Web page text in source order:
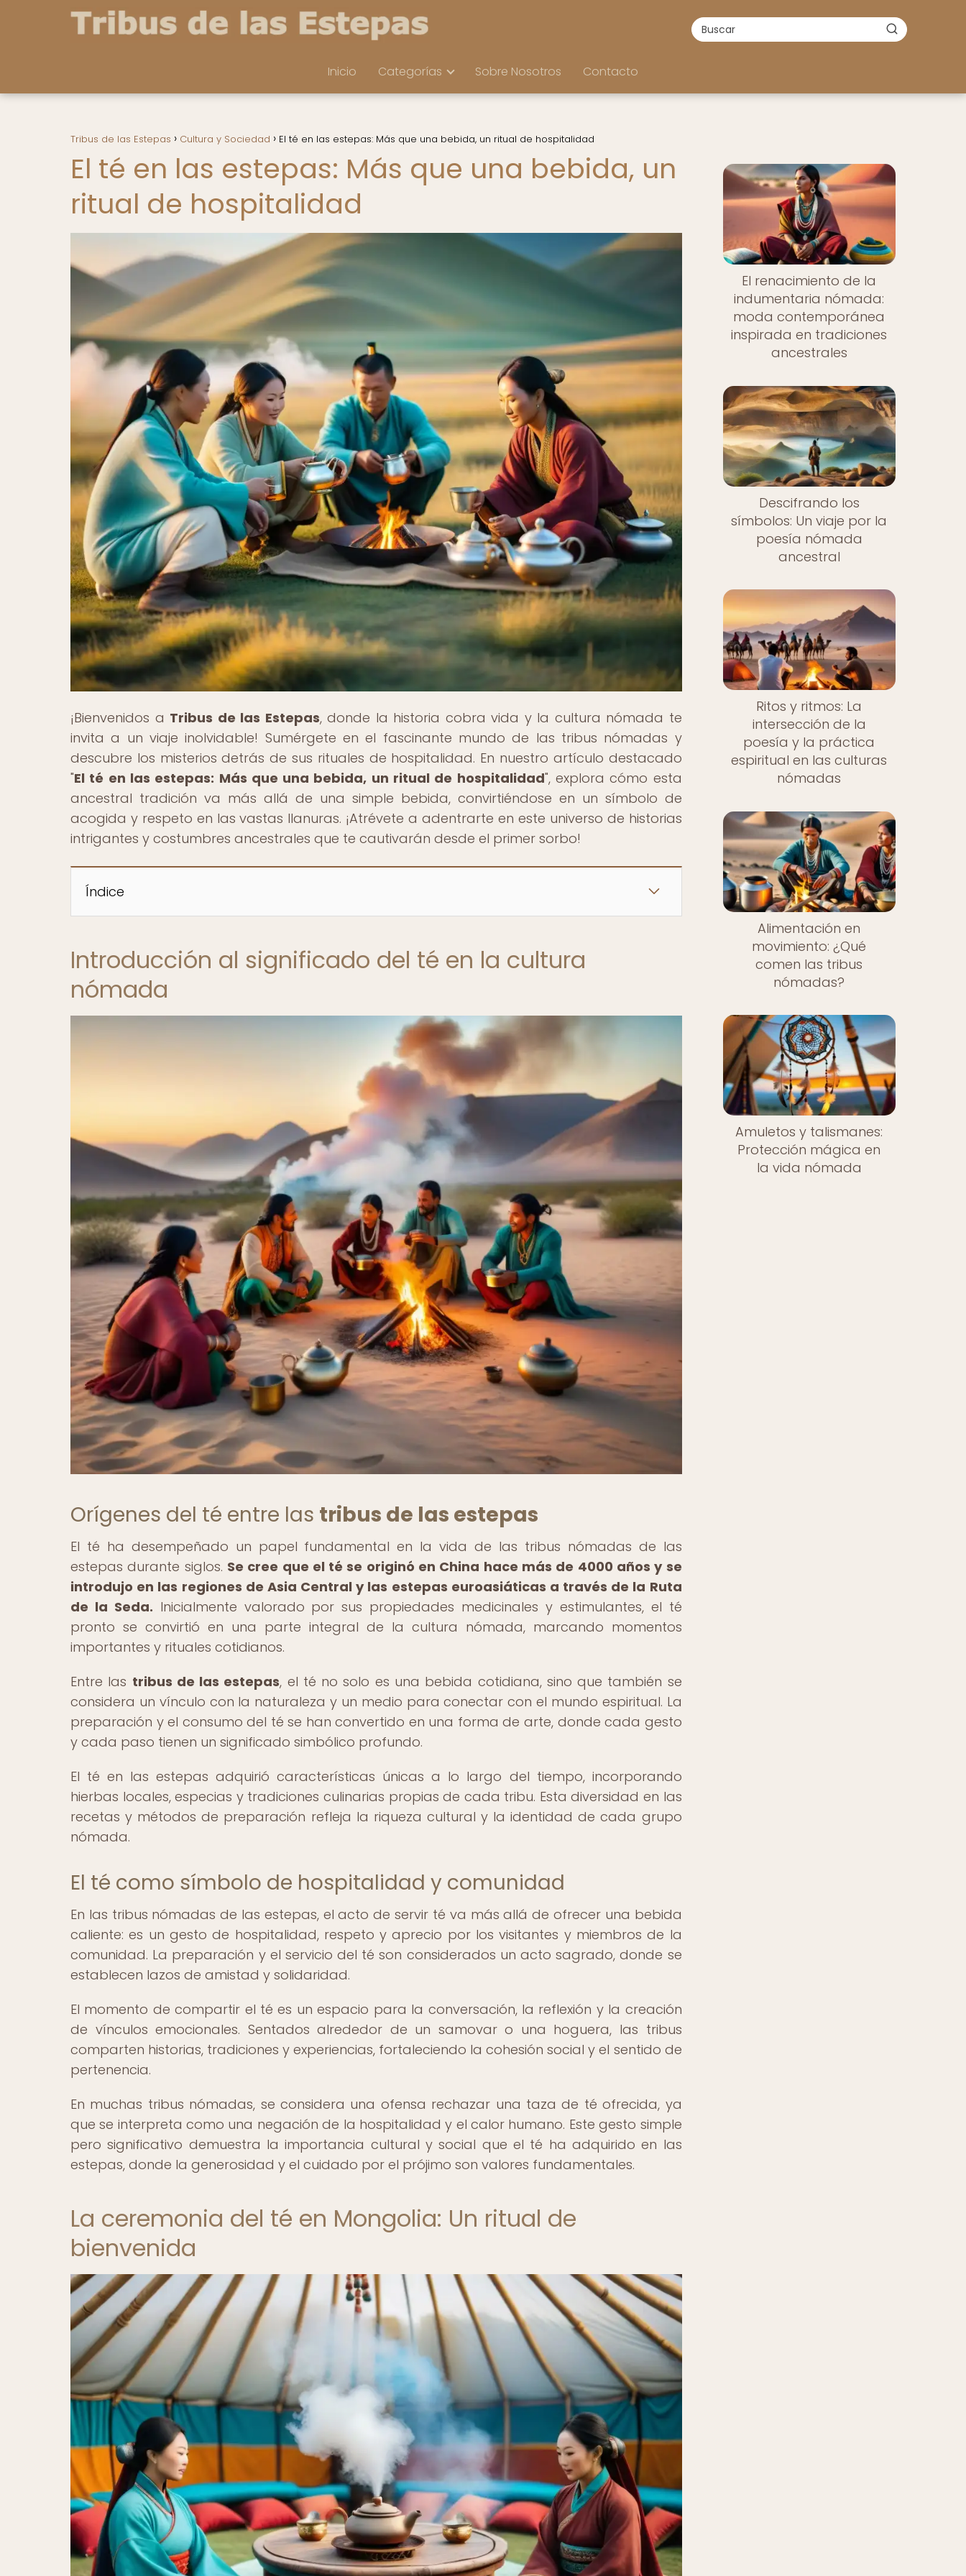
Inicio Categorías Sobre Nosotros Contacto
Tribus de las Estepas Cultura y Sociedad El té en las estepas: Más que una bebida, un ritual de hospitalidad
El té en las estepas: Más que una bebida, un
ritual de hospitalidad
¡Bienvenidos a Tribus de las Estepas, donde la historia cobra vida y la cultura nómada te
invita a un viaje inolvidable! Sumérgete en el fascinante mundo de las tribus nómadas y
descubre los misterios detrás de sus rituales de hospitalidad. En nuestro artículo destacado
"El té en las estepas: Más que una bebida, un ritual de hospitalidad", explora cómo esta
ancestral tradición va más allá de una simple bebida, convirtiéndose en un símbolo de
acogida y respeto en las vastas llanuras. ¡Atrévete a adentrarte en este universo de historias
intrigantes y costumbres ancestrales que te cautivarán desde el primer sorbo!
Índice
Introducción al significado del té en la cultura
nómada
Orígenes del té entre las tribus de las estepas
El té ha desempeñado un papel fundamental en la vida de las tribus nómadas de las
estepas durante siglos. Se cree que el té se originó en China hace más de 4000 años y se
introdujo en las regiones de Asia Central y las estepas euroasiáticas a través de la Ruta
de la Seda. Inicialmente valorado por sus propiedades medicinales y estimulantes, el té
pronto se convirtió en una parte integral de la cultura nómada, marcando momentos
importantes y rituales cotidianos.
Entre las tribus de las estepas, el té no solo es una bebida cotidiana, sino que también se
considera un vínculo con la naturaleza y un medio para conectar con el mundo espiritual. La
preparación y el consumo del té se han convertido en una forma de arte, donde cada gesto
y cada paso tienen un significado simbólico profundo.
El té en las estepas adquirió características únicas a lo largo del tiempo, incorporando
hierbas locales, especias y tradiciones culinarias propias de cada tribu. Esta diversidad en las
recetas y métodos de preparación refleja la riqueza cultural y la identidad de cada grupo
nómada.
El té como símbolo de hospitalidad y comunidad
En las tribus nómadas de las estepas, el acto de servir té va más allá de ofrecer una bebida
caliente: es un gesto de hospitalidad, respeto y aprecio por los visitantes y miembros de la
comunidad. La preparación y el servicio del té son considerados un acto sagrado, donde se
establecen lazos de amistad y solidaridad.
El momento de compartir el té es un espacio para la conversación, la reflexión y la creación
de vínculos emocionales. Sentados alrededor de un samovar o una hoguera, las tribus
comparten historias, tradiciones y experiencias, fortaleciendo la cohesión social y el sentido de
pertenencia.
En muchas tribus nómadas, se considera una ofensa rechazar una taza de té ofrecida, ya
que se interpreta como una negación de la hospitalidad y el calor humano. Este gesto simple
pero significativo demuestra la importancia cultural y social que el té ha adquirido en las
estepas, donde la generosidad y el cuidado por el prójimo son valores fundamentales.
La ceremonia del té en Mongolia: Un ritual de
bienvenida
El renacimiento de la
indumentaria nómada:
moda contemporánea
inspirada en tradiciones
ancestrales
Descifrando los
símbolos: Un viaje por la
poesía nómada
ancestral
Ritos y ritmos: La
intersección de la
poesía y la práctica
espiritual en las culturas
nómadas
Alimentación en
movimiento: ¿Qué
comen las tribus
nómadas?
Amuletos y talismanes:
Protección mágica en
la vida nómada